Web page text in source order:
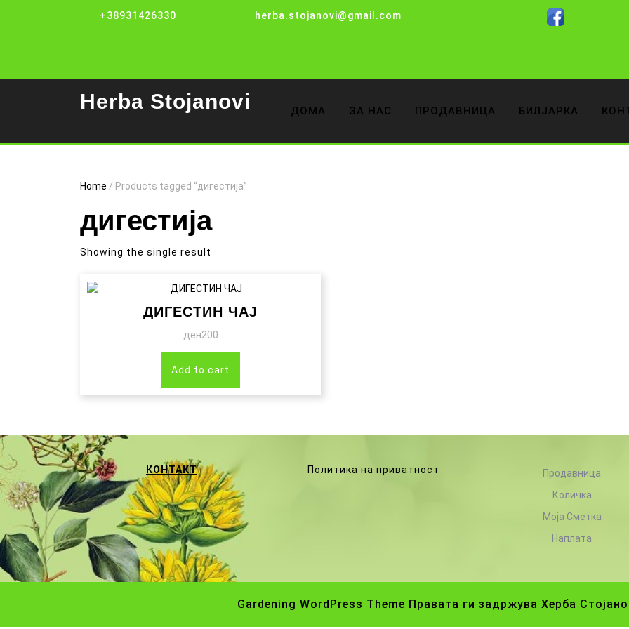
+38931426330 herba.stojanovi@gmail.com
Herba Stojanovi ДОМА ЗА НАС ПРОДАВНИЦА БИЛЈАРКА
Home / Products tagged “дигестија”
дигестија
Showing the single result
ДИГЕСТИН ЧАЈ
ден200
Add to cart
КОНТАКТ Политика на приватност
Продавница
Количка
Моја Сметка
Наплата
Gardening WordPress Theme Правата ги задржува Херба